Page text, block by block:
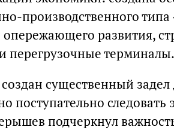
производственного типа
развития,
перегрузочные терминалы.
создан существенный
поступательно следовать
подчеркнул